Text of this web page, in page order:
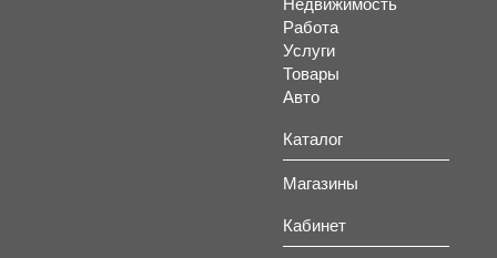
Работа
Услуги
Товары
Авто
Каталог
Магазины
Кабинет